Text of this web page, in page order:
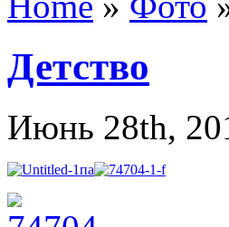
Детство
Июнь 28th,